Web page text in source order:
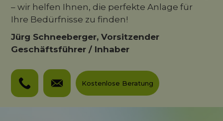
– wir helfen Ihnen, die perfekte Anlage für
Ihre Bedürfnisse zu finden!
Jürg Schneeberger, Vorsitzender
Geschäftsführer / Inhaber
Kostenlose Beratung